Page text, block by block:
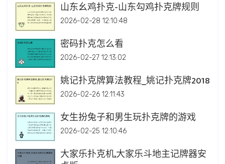
山东幺鸡扑克-山东勾鸡扑克牌规则
2026-02-28 12:10:48
密码扑克怎么看
2026-02-27 12:13:02
姚记扑克牌算法教程_姚记扑克牌2018
2026-02-26 12:11:43
女生扮兔子和男生玩扑克牌的游戏
2026-02-25 12:10:46
大家乐扑克机,大家乐斗地主记牌器安